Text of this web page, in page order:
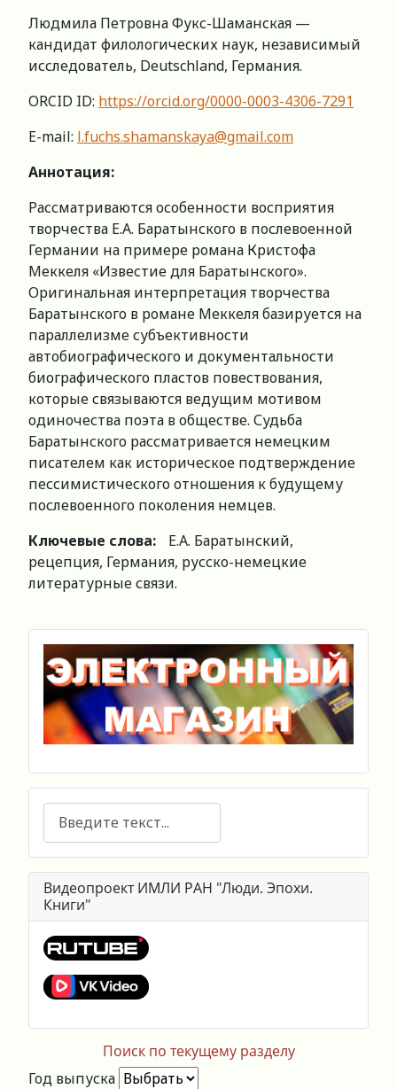
Людмила Петровна Фукс-Шаманская —
кандидат филологических наук, независимый
исследователь, Deutschland, Германия.
ORCID ID: https://orcid.org/0000-0003-4306-7291
E-mail: l.fuchs.shamanskaya@gmail.com
Аннотация:
Рассматриваются особенности восприятия
творчества Е.А. Баратынского в послевоенной
Германии на примере романа Кристофа
Меккеля «Известие для Баратынского».
Оригинальная интерпретация творчества
Баратынского в романе Меккеля базируется на
параллелизме субъективности
автобиографического и документальности
биографического пластов повествования,
которые связываются ведущим мотивом
одиночества поэта в обществе. Судьба
Баратынского рассматривается немецким
писателем как историческое подтверждение
пессимистического отношения к будущему
послевоенного поколения немцев.
Ключевые слова:
Е.А. Баратынский,
рецепция, Германия, русско-немецкие
литературные связи.
Поиск
Видеопроект ИМЛИ РАН "Люди. Эпохи.
Книги"
Поиск по текущему разделу
Год выпуска